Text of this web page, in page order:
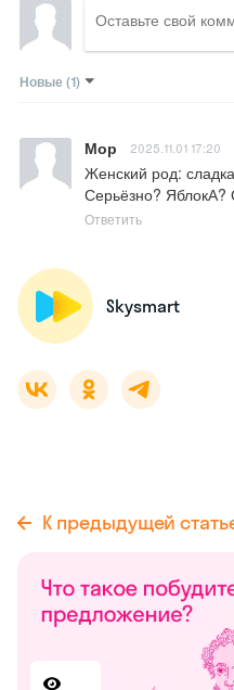
Новые (1)
Мор 2025.11.01 17:20
Женский род:
Серьёзно? ЯблокА?
Ответить
Skysmart
К предыдущей